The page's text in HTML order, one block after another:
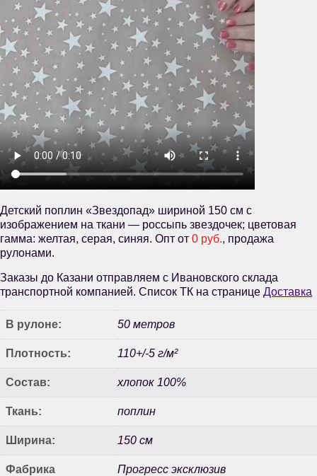
Детский поплин «Звездопад» шириной 150 см с
изображением на ткани — россыпь звездочек; цветовая
гамма: желтая, серая, синяя. Опт от 0 руб., продажа
рулонами.
Заказы до Казани отправляем с Ивановского склада
транспортной компанией. Список ТК на странице Доставка
В рулоне: 50 метров
Плотность: 110+/-5 г/м²
Состав: хлопок 100%
Ткань: поплин
Ширина: 150 см
Фабрика Прогресс эксклюзив